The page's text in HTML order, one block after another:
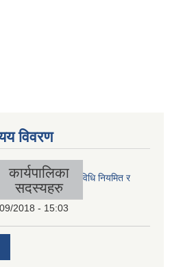
कार्यपालिका
सदस्यहरु
विवरण
आर्थिक कार्यविधि नियमित र
गर्न बनेको ऐन, २०७४
2018 - 15:03